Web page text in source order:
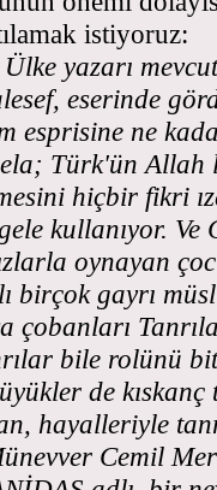
istiyoruz:
yazarı
eserinde
esprisine ne
Türk'ün Allah
hiçbir fikri
kullanıyor.
oynayan
birçok gayrı
çobanları
bile rolünü
de
hayalleriyle
Cemil